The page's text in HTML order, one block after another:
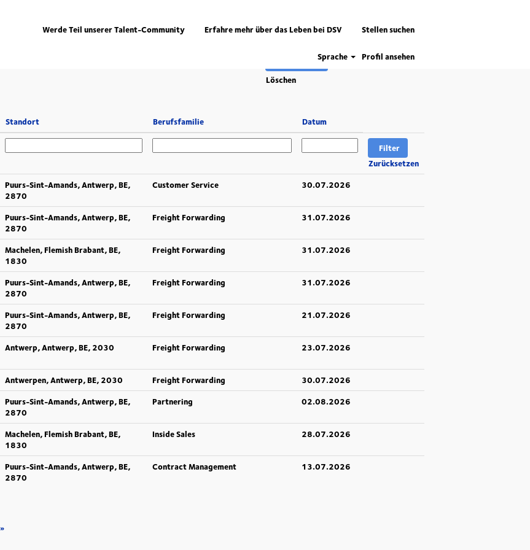
Werde Teil unserer Talent-Community Erfahre mehr über das Leben bei DSV Stellen suchen
Sprache Profil ansehen
Löschen
Standort Berufsfamilie Datum
Zurücksetzen
Puurs-Sint-Amands, Antwerp, BE,
2870
Customer Service 30.07.2026
Puurs-Sint-Amands, Antwerp, BE,
2870
Freight Forwarding 31.07.2026
Machelen, Flemish Brabant, BE,
1830
Freight Forwarding 31.07.2026
Puurs-Sint-Amands, Antwerp, BE,
2870
Freight Forwarding 31.07.2026
Puurs-Sint-Amands, Antwerp, BE,
2870
Freight Forwarding 21.07.2026
Antwerp, Antwerp, BE, 2030 Freight Forwarding 23.07.2026
Antwerpen, Antwerp, BE, 2030 Freight Forwarding
30.07.2026
Puurs-Sint-Amands, Antwerp, BE,
2870
Partnering 02.08.2026
Machelen, Flemish Brabant, BE,
1830
Inside Sales 28.07.2026
Puurs-Sint-Amands, Antwerp, BE,
2870
Contract Management 13.07.2026
»